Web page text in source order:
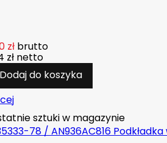
zł brutto
zł netto
Dodaj do koszyka
sztuki w magazynie